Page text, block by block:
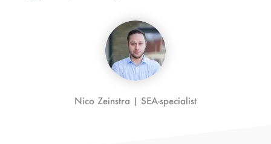
Nico Zeinstra | SEA-specialist